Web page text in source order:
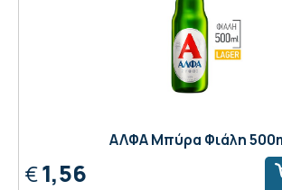
ΑΛΦΑ Μπύρα Φιάλη
€1,56